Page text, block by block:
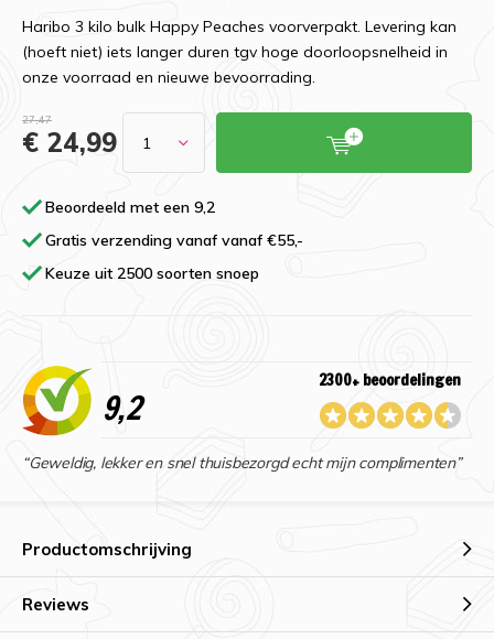
Haribo 3 kilo bulk Happy Peaches voorverpakt. Levering kan
(hoeft niet) iets langer duren tgv hoge doorloopsnelheid in
onze voorraad en nieuwe bevoorrading.
27,47
€ 24,99
Beoordeeld met een 9,2
Gratis verzending vanaf vanaf €55,-
Keuze uit 2500 soorten snoep
9,2
2300+ beoordelingen
“Geweldig, lekker en snel thuisbezorgd echt mijn complimenten”
Productomschrijving
Reviews